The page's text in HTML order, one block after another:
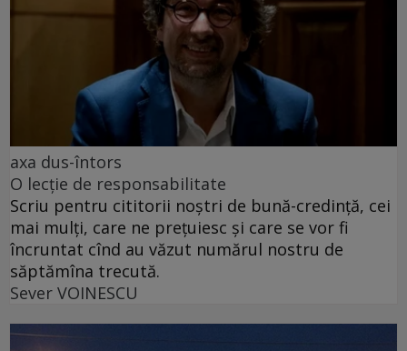
axa dus-întors
O lecție de responsabilitate
Scriu pentru cititorii noștri de bună-credință, cei
mai mulți, care ne prețuiesc și care se vor fi
încruntat cînd au văzut numărul nostru de
săptămîna trecută.
Sever VOINESCU